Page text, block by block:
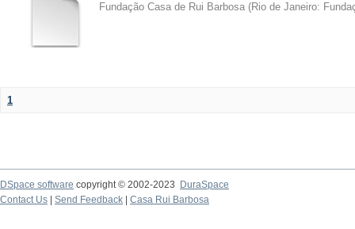
Fundação Casa de Rui Barbosa (Rio de Janeiro:
1
DSpace software copyright © 2002-2023
DuraSpace
Contact Us
Send Feedback Casa Rui Barbosa